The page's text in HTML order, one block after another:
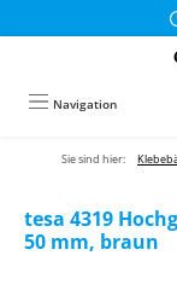
Navigation
Sie sind hier:
tesa 4319
50 mm, braun